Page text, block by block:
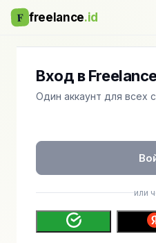
F freelance.id
Вход в
Один аккаунт для всех
или